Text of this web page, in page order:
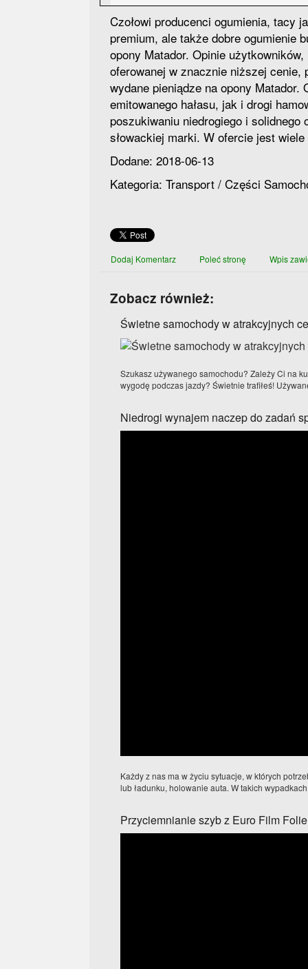
Czołowi producenci ogumienia, tacy
premium, ale także dobre ogumienie
opony Matador. Opinie
oferowanej w znacznie niższej cenie,
wydane pieniądze na opony
emitowanego hałasu, jak i drogi
poszukiwaniu niedrogiego i
słowackiej marki. W ofercie jest
Dodane: 2018-06-13
Kategoria: Transport / Części
Dodaj Komentarz Poleć stronę Wpis
Zobacz również:
Świetne samochody w atrakcyjnych
Szukasz używanego samochodu? Zależy Ci na
wygodę podczas jazdy? Świetnie trafiłeś!
Niedrogi wynajem naczep do zadań
Każdy z nas ma w życiu sytuacje, w których
lub ładunku, holowanie auta. W takich
Przyciemnianie szyb z Euro Film